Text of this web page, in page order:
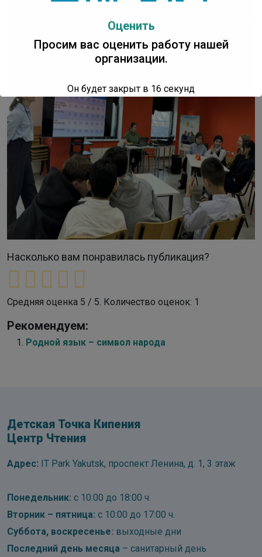
Насколько вам понравилась публикация?
Средняя оценка 5 / 5. Количество оценок: 1
Рекомендуем:
Родной язык – символ народа
Детская Точка Кипения
Центр Чтения
Адрес: IT Park Yakutsk, проспект Ленина, д. 1, 3 этаж
Понедельник: с 10:00 до 18:00 ч.
Вторник – пятница: с 10:00 до 17:00 ч.
Суббота, воскресенье: выходные дни
Последний день месяца – санитарный день
Оценить
Просим вас оценить работу нашей
организации.
Он будет закрыт в 16 секунд